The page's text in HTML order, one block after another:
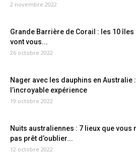
2 novembre 2022
Grande Barrière de Corail : les 10 îles
vont vous...
26 octobre 2022
Nager avec les dauphins en Australie :
l’incroyable expérience
19 octobre 2022
Nuits australiennes : 7 lieux que vous
pas prêt d’oublier...
12 octobre 2022